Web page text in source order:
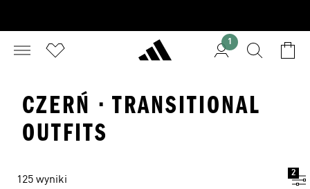
1
CZERŃ · TRANSITIONAL
OUTFITS
125 wyniki
2